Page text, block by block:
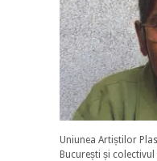
Uniunea Artiștilor
București și